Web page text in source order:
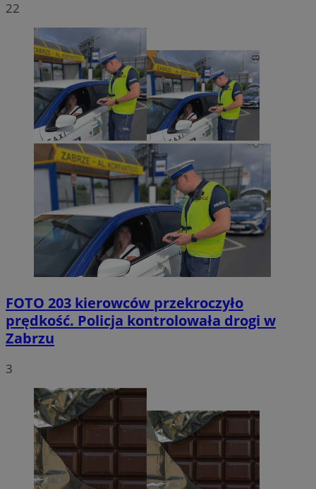
22
FOTO 203 kierowców przekroczyło
prędkość. Policja kontrolowała drogi w
Zabrzu
3